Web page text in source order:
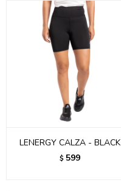
LENERGY CALZA - BLACK
$ 599